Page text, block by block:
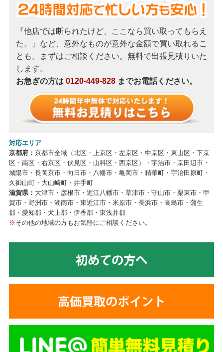
『他店では断られたけど、ここなら買い取ってもらえ
た。』など、意外なものが意外な金額で買い取れるこ
とも。まずはご相談ください。無料で出張見積りいた
します。
お急ぎの方は 0120-449-828までお電話ください。
対応エリア
京都府： 京都市全域（北区・上京区・左京区・中京区・東山区・下京
区・南区・右京区・伏見区・山科区・西京区）・宇治市・京田辺市・
城陽市・長岡京市・向日市・八幡市・亀岡市・精華町・宇治田原町・
久御山町・大山崎町・井手町
滋賀県： 大津市・彦根市・近江八幡市・草津市・守山市・栗東市・甲
賀市・野洲市・湖南市・東近江市・米原市・長浜市・高島市・蒲生
郡・愛知郡・犬上郡・伊香郡・東浅井郡
※ その他の地域の方もお気軽にご相談ください。